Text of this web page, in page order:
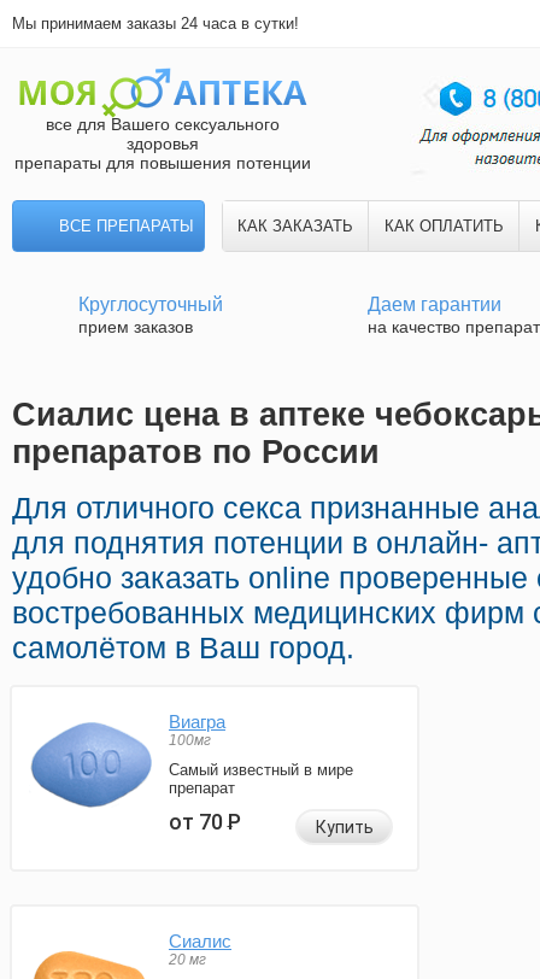
Мы принимаем заказы 24 часа в сутки!
все для Вашего сексуального
здоровья
препараты для повышения потенции
ВСЕ ПРЕПАРАТЫ КАК ЗАКАЗАТЬ КАК ОПЛАТИТЬ
Круглосуточный
прием заказов
Даем гарантии
на качество
Сиалис цена в аптеке
препаратов по России
Для отличного секса признанные
для поднятия потенции в онлайн-
удобно заказать online проверенные
востребованных медицинских фирм
самолётом в Ваш город.
Виагра
100мг
Самый известный в мире
препарат
от 70Р Купить
Сиалис
20 мг